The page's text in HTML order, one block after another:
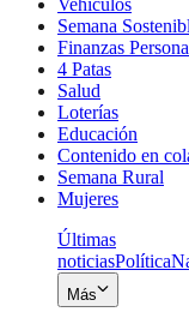
Semana
Finanzas
4 Patas
Salud
Loterías
Educación
Contenido en
Semana Rural
Mujeres
Últimas
noticiasPolítica
Más